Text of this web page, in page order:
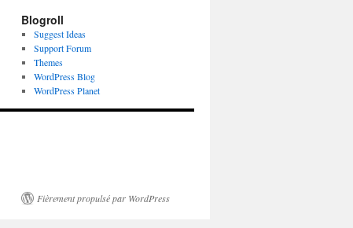
Blogroll
Suggest Ideas
Support Forum
Themes
WordPress Blog
WordPress Planet
Fièrement propulsé par WordPress